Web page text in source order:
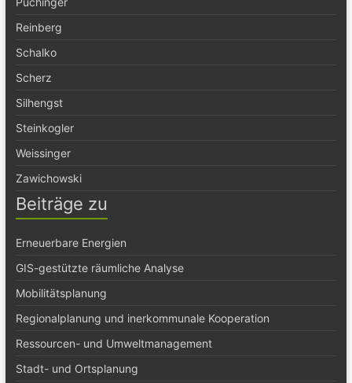
Reinberg
Schalko
Scherz
Silhengst
Steinkogler
Weissinger
Zawichowski
Beiträge zu
Erneuerbare Energien
GIS-gestützte räumliche Analyse
Mobilitätsplanung
Regionalplanung und inerkommunale Kooperation
Ressourcen- und Umweltmanagement
Stadt- und Ortsplanung